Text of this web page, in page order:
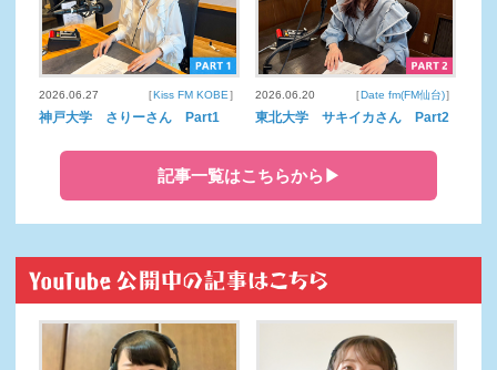
2026.06.27 ［Kiss FM KOBE］
神戸大学 さりーさん Part1
2026.06.20 ［Date fm(FM仙台)］
東北大学 サキイカさん Part2
記事一覧はこちらから▶